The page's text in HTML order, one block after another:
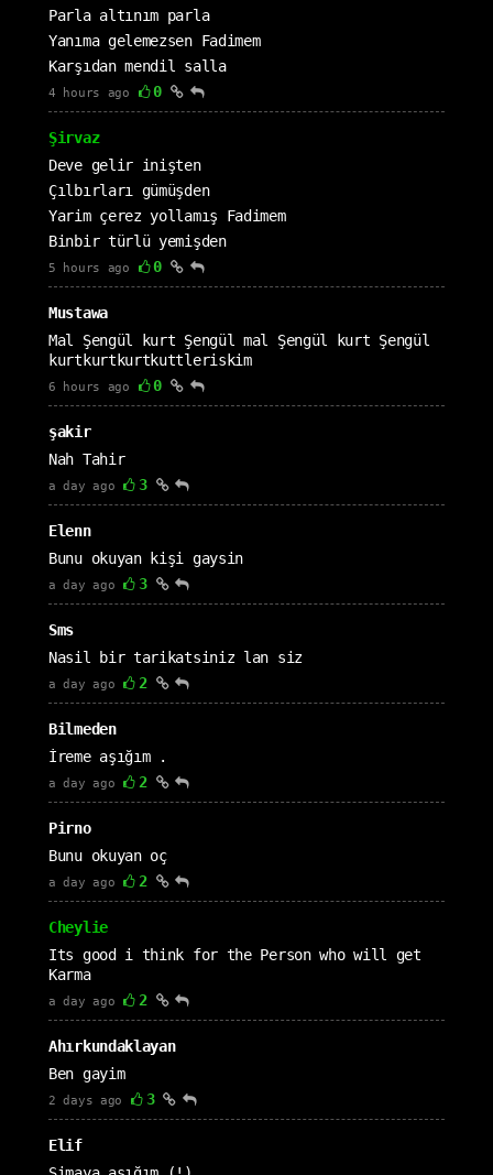
Parla altınım parla
Yanıma gelemezsen Fadimem
Karşıdan mendil salla
4 hours ago 0
Şirvaz
Deve gelir inişten
Çılbırları gümüşden
Yarim çerez yollamış Fadimem
Binbir türlü yemişden
5 hours ago 0
Mustawa
Mal Şengül kurt Şengül mal Şengül kurt Şengül
kurtkurtkurtkuttleriskim
6 hours ago 0
şakir
Nah Tahir
a day ago 3
Elenn
Bunu okuyan kişi gaysin
a day ago 3
Sms
Nasil bir tarikatsiniz lan siz
a day ago 2
Bilmeden
İreme aşığım .
a day ago 2
Pirno
Bunu okuyan oç
a day ago 2
Cheylie
Its good i think for the Person who will get
Karma
a day ago 2
Ahırkundaklayan
Ben gayim
2 days ago 3
Elif